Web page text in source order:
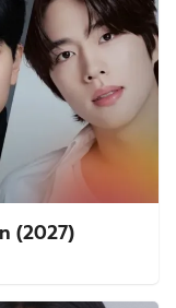
(2027)